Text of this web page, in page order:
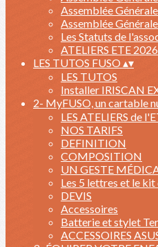
Assemblée
Assemblée
Les Statuts de
ATELIERS ETE 2026
LES TUTOS FUSO ▴▾
LES TUTOS
Installer IRISCAN
2- MyFUSO, un cartable
LES ATELIERS de
NOS TARIFS
DEFINITION
COMPOSITION
UN GESTE
Les 5 lettres et le
DEVIS
Accessoires
Batterie et stylet
ACCESSOIRES